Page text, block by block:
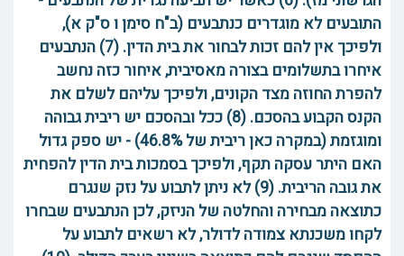
התובעים לא מוגדרים כנתבעים (ב"ח סימן ו ס"ק א),
ולפיכך אין להם זכות לבחור את בית הדין. (7) הנתבעים
איחרו בתשלומים בצורה מאסיבית, איחור כזה נחשב
להפרת החוזה מצד הקונים, ולפיכך עליהם לשלם את
הקנס הקבוע בהסכם. (8) ככל ובהסכם יש ריבית גבוהה
ומוגזמת (במקרה כאן ריבית של 46.8%) - יש ספק גדול
האם היתר עסקה תקף, ולפיכך בסמכות בית הדין להפחית
את גובה הריבית. (9) לא ניתן לתבוע על נזק שנגרם
כתוצאה מבחירה והחלטה של הניזק, לכן הנתבעים שבחרו
לקחו משכנתא צמודה לדולר, לא רשאים לתבוע על